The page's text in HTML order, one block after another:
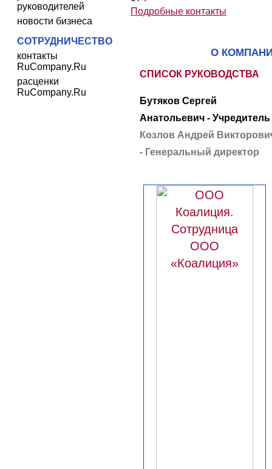
руководителей
новости бизнеса
СОТРУДНИЧЕСТВО
контакты
RuCompany.Ru
расценки
RuCompany.Ru
Подробные контакты
О
СПИСОК РУКОВОДСТВА
Бутяков Сергей
Анатольевич - Учредитель
Козлов Андрей
- Генеральный директор